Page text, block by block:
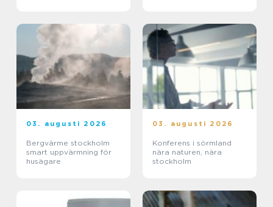
03. augusti 2026
Bergvärme stockholm
smart uppvärmning för
husägare
03. augusti 2026
Konferens i sörmland
nära naturen, nära
stockholm